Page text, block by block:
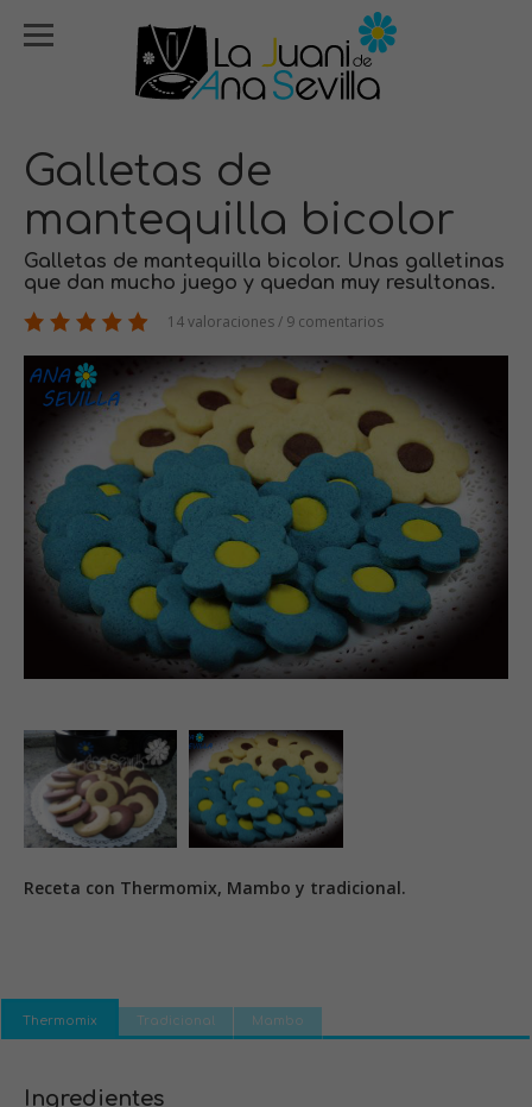
Galletas de
mantequilla bicolor
Galletas de mantequilla bicolor. Unas galletinas
que dan mucho juego y quedan muy resultonas.
14 valoraciones / 9 comentarios
Receta con Thermomix, Mambo y tradicional.
Thermomix Tradicional Mambo
Ingredientes